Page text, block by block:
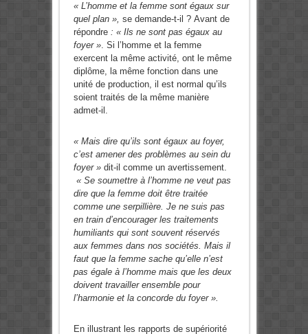
« L’homme et la femme sont égaux sur
quel plan », se demande-t-il ? Avant de
répondre: « Ils ne sont pas égaux au
foyer ». Si l’homme et la femme
exercent la même activité, ont le même
diplôme, la même fonction dans une
unité de production, il est normal qu’ils
soient traités de la même manière
admet-il.
« Mais dire qu’ils sont égaux au foyer,
c’est amener des problèmes au sein du
foyer » dit-il comme un avertissement.
« Se soumettre à l’homme ne veut pas
dire que la femme doit être traitée
comme une serpillière. Je ne suis pas
en train d’encourager les traitements
humiliants qui sont souvent réservés
aux femmes dans nos sociétés. Mais il
faut que la femme sache qu’elle n’est
pas égale à l’homme mais que les deux
doivent travailler ensemble pour
l’harmonie et la concorde du foyer ».
En illustrant les rapports de supériorité